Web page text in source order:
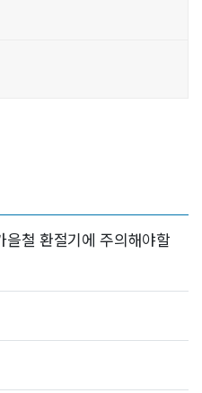
철 환절기에 주의해야할